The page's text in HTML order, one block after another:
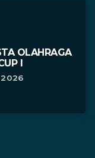
OLAHRAGA
I
2026